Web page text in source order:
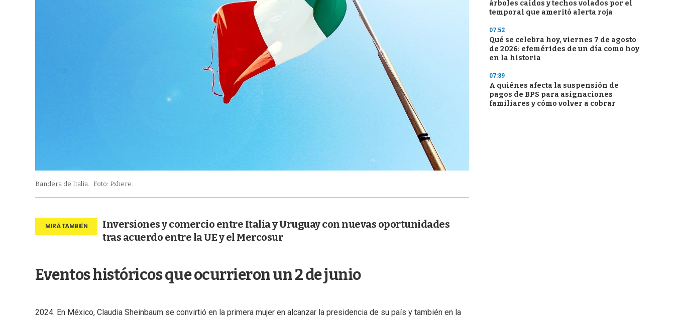
Bandera de Italia. Foto: Pxhere.
Inversiones y comercio entre Italia y Uruguay con nuevas oportunidades
tras acuerdo entre la UE y el Mercosur
Eventos históricos que ocurrieron un 2 de junio
2024. En México, Claudia Sheinbaum se convirtió en la primera mujer en alcanzar la presidencia de su país y también en la
árboles caídos y techos volados por el
temporal que ameritó alerta roja
07:52
Qué se celebra hoy, viernes 7 de agosto
de 2026: efemérides de un día como hoy
en la historia
07:39
A quiénes afecta la suspensión de
pagos de BPS para asignaciones
familiares y cómo volver a cobrar